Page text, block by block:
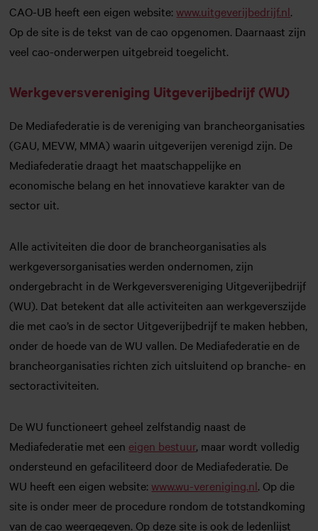
CAO-UB heeft een eigen website:www.uitgeverijbedrijf.nl.
Op de site is de tekst van de cao opgenomen. Daarnaast zijn
veel cao-onderwerpen uitgebreid toegelicht.
Werkgeversvereniging Uitgeverijbedrijf (WU)
De Mediafederatie is de vereniging van brancheorganisaties
(GAU, MEVW, MMA) waarin uitgeverijen verenigd zijn. De
Mediafederatie draagt het maatschappelijke en
economische belang en het innovatieve karakter van de
sector uit.
Alle activiteiten die door de brancheorganisaties als
werkgeversorganisaties werden ondernomen, zijn
ondergebracht in de Werkgeversvereniging Uitgeverijbedrijf
(WU). Dat betekent dat alle activiteiten aan werkgeverszijde
die met cao’s in de sector Uitgeverijbedrijf te maken hebben,
onder de hoede van de WU vallen. De Mediafederatie en de
brancheorganisaties richten zich uitsluitend op branche- en
sectoractiviteiten.
De WU functioneert geheel zelfstandig naast de
Mediafederatie met een eigen bestuur, maar wordt volledig
ondersteund en gefaciliteerd door de Mediafederatie. De
WU heeft een eigen website:www.wu-vereniging.nl. Op die
site is onder meer de procedure rondom de totstandkoming
van de cao weergegeven. Op deze site is ook de ledenlijst